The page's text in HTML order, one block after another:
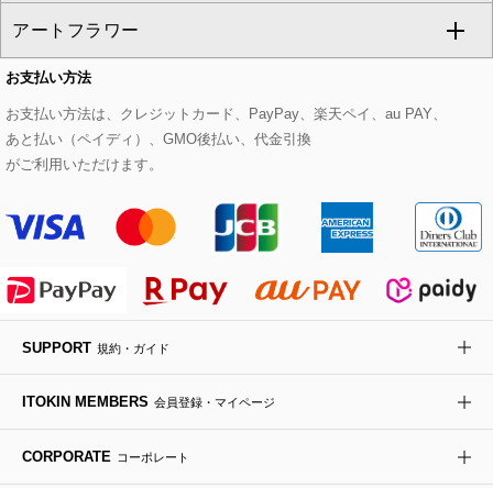
eur3
Maison de CINQ
MK MICHEL KLEIN BAG
re:edition project 165
スウェット・ジャージー
その他のトップス
セットアップパンツ
セットアップスカート
セットアップワンピース
チェスターコート
モッズコート
ステンカラーコート
ライダースジャケット
デニムジャケット
ダウンジャケット・コート
その他のコート・ブルゾン
ベルト・サスペンダー
帽子
ヘアアクセサリー
ハンカチ・バンダナ
手袋
チャーム・ストラップ
ピアス・イヤリング
ブレスレット・バングル
ブローチ・コサージュ
トートバッグ
ショルダーバッグ
ボストンバッグ
バックパック・リュック
ボディバッグ・メッセンジャーバッグ
トラベルバッグ
ビジネスバッグ
その他のバッグ
すべてのシューズ
パンプス
スニーカー
フラットシューズ
ローファー
ドレスシューズ
サンダル・ミュール
その他のシューズ
アートフラワー
すべてのアートフラワー
ローズ
カサブランカ・カラー
ラナンキュラス
ポプリアレンジ＆フレグランス
その他のアートフラワー
お支払い方法
お支払い方法は、クレジットカード、PayPay、楽天ペイ、au PAY、
あと払い（ペイディ）、GMO後払い、代金引換
がご利用いただけます。
SUPPORT 規約・ガイド
ITOKIN MEMBERS 会員登録・マイページ
CORPORATE コーポレート